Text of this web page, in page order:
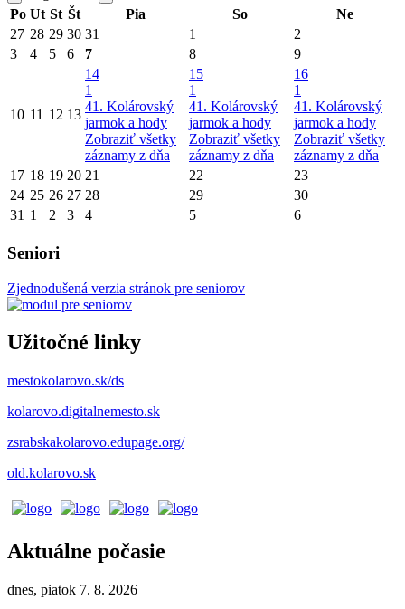
Po Ut St Št Pia So
Ne
27 28 29 30 31 1
2
3
4 5 6 7 8 9
10 11 12 13
14
1
41. Kolárovský
jarmok a hody
Zobraziť všetky
záznamy z dňa
15
1
41. Kolárovský
jarmok a hody
Zobraziť všetky
záznamy z dňa
16
1
41. Kolárovský
jarmok a hody
Zobraziť všetky
záznamy z dňa
17 18 19 20 21 22
23
24 25 26 27 28 29
30
31 1 2 3 4 5 6
Seniori
Zjednodušená verzia stránok pre seniorov
Užitočné linky
mestokolarovo.sk/ds
kolarovo.digitalnemesto.sk
zsrabskakolarovo.edupage.org/
old.kolarovo.sk
Aktuálne počasie
dnes, piatok 7. 8. 2026